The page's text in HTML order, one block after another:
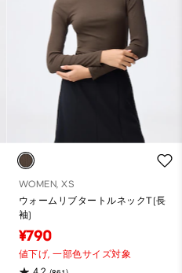
WOMEN, XS
ウォームリブタートルネックT(長
袖)
¥790
値下げ,一部色サイズ対象